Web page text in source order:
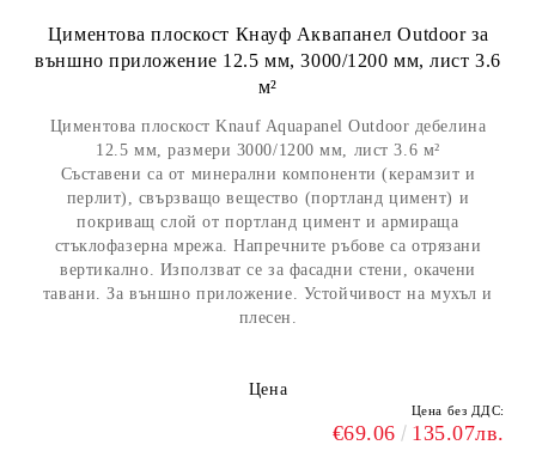
Циментова плоскост Кнауф Аквапанел Outdoor за
външно приложение 12.5 мм, 3000/1200 мм, лист 3.6
м²
Циментова плоскост Knauf Aquapanel Outdoor дебелина
12.5 мм, размери 3000/1200 мм, лист 3.6 м²
Съставени са от минерални компоненти (керамзит и
перлит), свързващо вещество (портланд цимент) и
покриващ слой от портланд цимент и армираща
стъклофазерна мрежа. Напречните ръбове са отрязани
вертикално. Използват се за фасадни стени, окачени
тавани. За външно приложение. Устойчивост на мухъл и
плесен.
Цена
Цена без ДДС:
€69.06 135.07лв.